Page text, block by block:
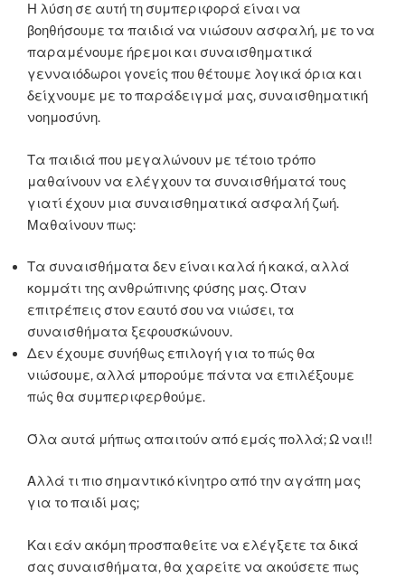
Η λύση σε αυτή τη συμπεριφορά είναι να
βοηθήσουμε τα παιδιά να νιώσουν ασφαλή, με το να
παραμένουμε ήρεμοι και συναισθηματικά
γενναιόδωροι γονείς που θέτουμε λογικά όρια και
δείχνουμε με το παράδειγμά μας, συναισθηματική
νοημοσύνη.
Τα παιδιά που μεγαλώνουν με τέτοιο τρόπο
μαθαίνουν να ελέγχουν τα συναισθήματά τους
γιατί έχουν μια συναισθηματικά ασφαλή ζωή.
Μαθαίνουν πως:
Τα συναισθήματα δεν είναι καλά ή κακά, αλλά
κομμάτι της ανθρώπινης φύσης μας. Όταν
επιτρέπεις στον εαυτό σου να νιώσει, τα
συναισθήματα ξεφουσκώνουν.
Δεν έχουμε συνήθως επιλογή για το πώς θα
νιώσουμε, αλλά μπορούμε πάντα να επιλέξουμε
πώς θα συμπεριφερθούμε.
Όλα αυτά μήπως απαιτούν από εμάς πολλά; Ω ναι!!
Αλλά τι πιο σημαντικό κίνητρο από την αγάπη μας
για το παιδί μας;
Και εάν ακόμη προσπαθείτε να ελέγξετε τα δικά
σας συναισθήματα, θα χαρείτε να ακούσετε πως